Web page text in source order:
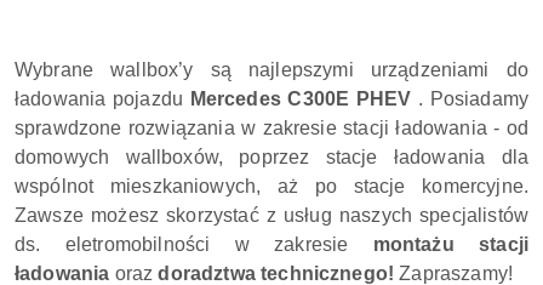
Wybrane wallbox’y są najlepszymi urządzeniami do
ładowania pojazdu Mercedes C300E PHEV . Posiadamy
sprawdzone rozwiązania w zakresie stacji ładowania - od
domowych wallboxów, poprzez stacje ładowania dla
wspólnot mieszkaniowych, aż po stacje komercyjne.
Zawsze możesz skorzystać z usług naszych specjalistów
ds. eletromobilności w zakresie montażu stacji
ładowania orazdoradztwa technicznego! Zapraszamy!